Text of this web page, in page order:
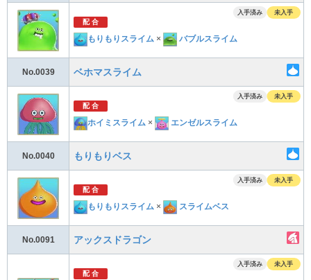
入手済み 未入手
配 合
もりもりスライム × バブルスライム
No.0039 ベホマスライム
入手済み 未入手
配 合
ホイミスライム × エンゼルスライム
No.0040 もりもりベス
入手済み 未入手
配 合
もりもりスライム × スライムベス
No.0091 アックスドラゴン
入手済み 未入手
配 合